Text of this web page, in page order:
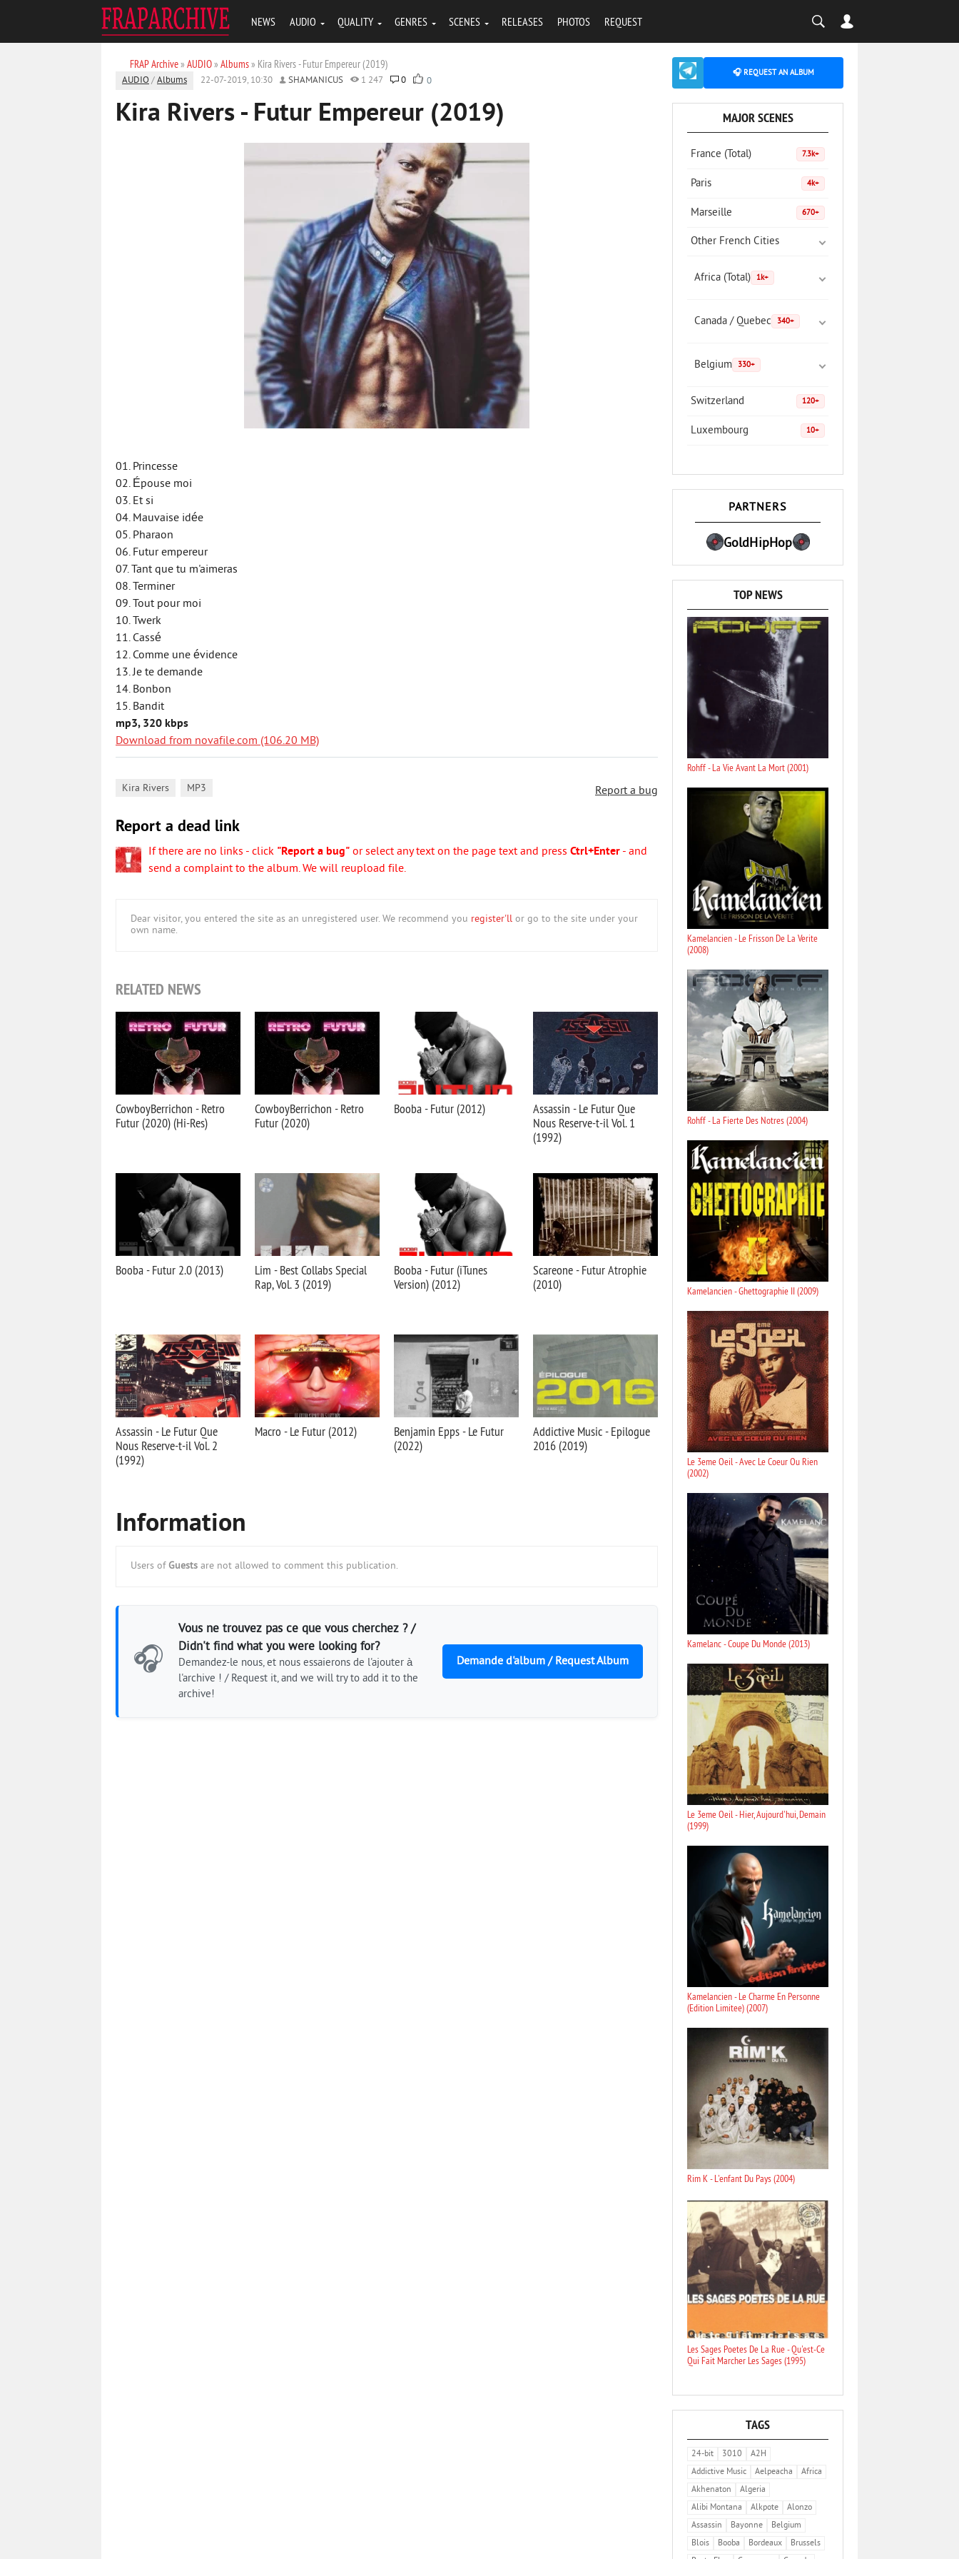
NEWS AUDIO QUALITY GENRES SCENES RELEASES PHOTOS REQUEST
FRAP Archive» AUDIO» Albums» Kira Rivers - Futur Empereur (2019)
AUDIO /Albums 22-07-2019, 10:30 SHAMANICUS 1 247 0 0
Kira Rivers - Futur Empereur (2019)
01. Princesse
02. Épouse moi
03. Et si
04. Mauvaise idée
05. Pharaon
06. Futur empereur
07. Tant que tu m'aimeras
08. Terminer
09. Tout pour moi
10. Twerk
11. Cassé
12. Comme une évidence
13. Je te demande
14. Bonbon
15. Bandit
mp3, 320 kbps
Download from novafile.com (106.20 MB)
Report a bug
Kira Rivers MP3
Report a dead link
If there are no links - click "Report a bug" or select any text on the page text and press Ctrl+Enter - and
send a complaint to the album. We will reupload file.
Dear visitor, you entered the site as an unregistered user. We recommend you register'll or go to the site under your
own name.
RELATED NEWS
CowboyBerrichon - Retro
Futur (2020) (Hi-Res)
CowboyBerrichon - Retro
Futur (2020)
Booba - Futur (2012)
Assassin - Le Futur Que
Nous Reserve-t-il Vol. 1
(1992)
Booba - Futur 2.0 (2013)
Lim - Best Collabs Special
Rap, Vol. 3 (2019)
Booba - Futur (iTunes
Version) (2012)
Scareone - Futur Atrophie
(2010)
Assassin - Le Futur Que
Nous Reserve-t-il Vol. 2
(1992)
Macro - Le Futur (2012)
Benjamin Epps - Le Futur
(2022)
Addictive Music - Epilogue
2016 (2019)
Information
Users of Guests are not allowed to comment this publication.
🎧
Vous ne trouvez pas ce que vous cherchez ? /
Didn't find what you were looking for?
Demandez-le nous, et nous essaierons de l'ajouter à
l'archive ! / Request it, and we will try to add it to the
archive!
Demande d'album / Request Album
🎧 REQUEST AN ALBUM
MAJOR SCENES
France (Total) 7.3k+
Paris 4k+
Marseille 670+
Other French Cities
Africa (Total) 1k+
Canada / Quebec 340+
Belgium 330+
Switzerland 120+
Luxembourg 10+
PARTNERS
GoldHipHop
TOP NEWS
Rohff - La Vie Avant La Mort (2001)
Kamelancien - Le Frisson De La Verite
(2008)
Rohff - La Fierte Des Notres (2004)
Kamelancien - Ghettographie II (2009)
Le 3eme Oeil - Avec Le Coeur Ou Rien
(2002)
Kamelanc - Coupe Du Monde (2013)
Le 3eme Oeil - Hier, Aujourd'hui, Demain
(1999)
Kamelancien - Le Charme En Personne
(Edition Limitee) (2007)
Rim K - L'enfant Du Pays (2004)
Les Sages Poetes De La Rue - Qu'est-Ce
Qui Fait Marcher Les Sages (1995)
TAGS
24-bit 3010
A2H
Addictive Music
Aelpeacha
Africa
Akhenaton
Algeria
Alibi Montana
Alkpote
Alonzo
Assassin
Bayonne
Belgium
Blois
Booba Bordeaux
Brussels